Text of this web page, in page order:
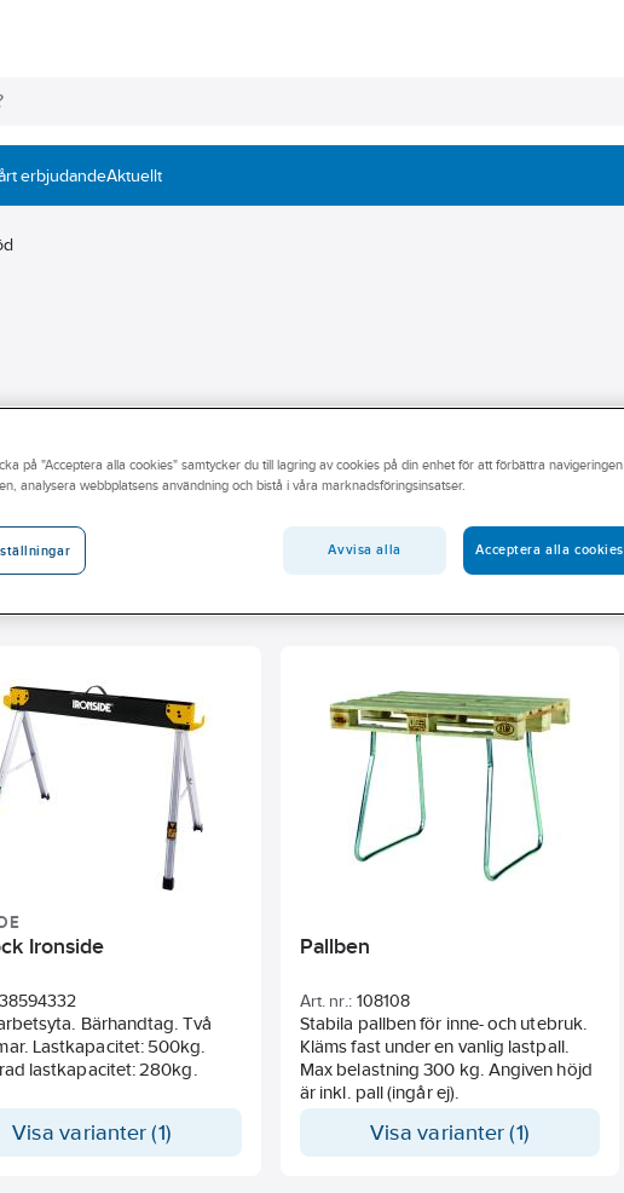
erbjudandeAktuellt
dig att hitta rätt bord för ditt jobb. Vårt sortiment inom
speglar och avskärmning och tillbehör till ditt
som krävs för din arbetsplats. Vi har bord som är höj- och
ett slitstarkt och praktiskt sortiment för din arbetsplats.
butik.
Ironside
38594332
Bärhandtag. Två
Lastkapacitet: 500kg.
lastkapacitet: 280kg.
Visa varianter (1)
Pallben
Art. nr.: 108108
Stabila pallben för inne- och utebruk.
Kläms fast under en vanlig lastpall.
Max belastning 300 kg. Angiven höjd
är inkl. pall (ingår ej).
Visa varianter (1)
på "Acceptera alla cookies" samtycker du till lagring av cookies på din enhet för att förbättra navigeringen
analysera webbplatsens användning och bistå i våra marknadsföringsinsatser.
Avvisa alla Acceptera alla cookies